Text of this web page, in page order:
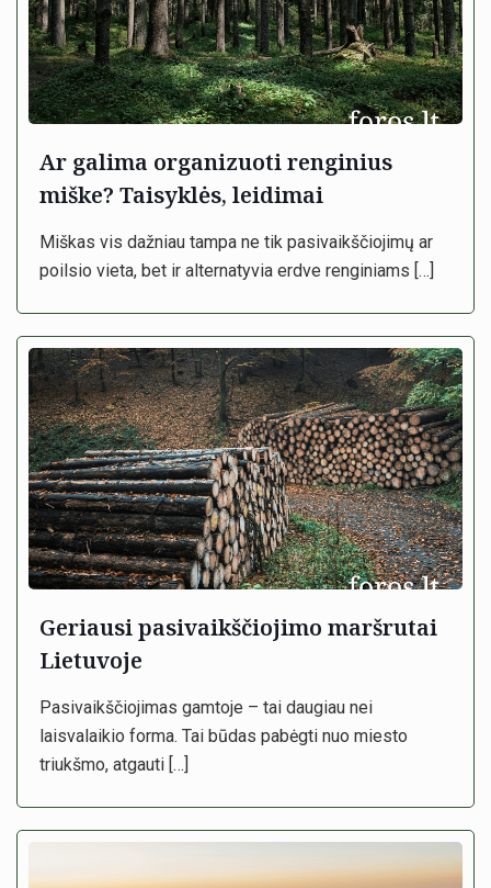
Ar galima organizuoti renginius
miške? Taisyklės, leidimai
Miškas vis dažniau tampa ne tik pasivaikščiojimų ar
poilsio vieta, bet ir alternatyvia erdve renginiams […]
Geriausi pasivaikščiojimo maršrutai
Lietuvoje
Pasivaikščiojimas gamtoje – tai daugiau nei
laisvalaikio forma. Tai būdas pabėgti nuo miesto
triukšmo, atgauti […]